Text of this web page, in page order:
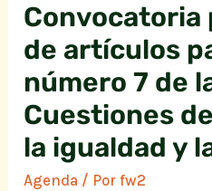
Convocatoria
de artículos
número 7 de
Cuestiones
la igualdad y
Agenda / Porfw2